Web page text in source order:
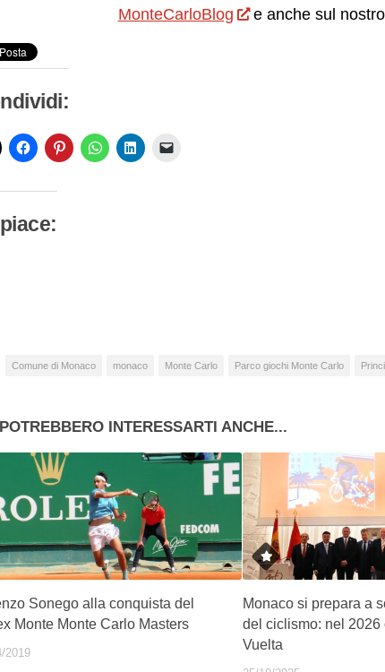
MonteCarloBlog
e anche sul
Comune di Monaco monaco Monte Carlo Parco giochi Monte Carlo
POTREBBERO INTERESSARTI ANCHE...
Sonego alla conquista del
Monte Monte Carlo Masters
2019
Monaco si prepara a
del ciclismo: nel 2026
Vuelta